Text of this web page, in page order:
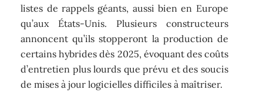
listes de rappels géants, aussi bien en Europe
qu’aux États-Unis. Plusieurs constructeurs
annoncent qu’ils stopperont la production de
certains hybrides dès 2025, évoquant des coûts
d’entretien plus lourds que prévu et des soucis
de mises à jour logicielles difficiles à maîtriser.